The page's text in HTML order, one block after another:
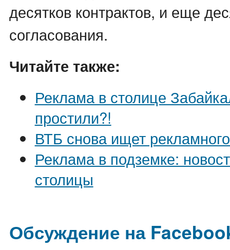
десятков контрактов, и еще
согласования.
Читайте также:
Реклама в столице
простили?!
ВТБ снова ищет
Реклама в подземке:
столицы
Обсуждение на